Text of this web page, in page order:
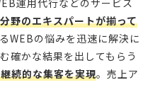
運用代行などのサービス
野のエキスパートが揃って
WEBの悩みを迅速に解決に
確かな結果を出してもらう
続的な集客を実現。売上ア